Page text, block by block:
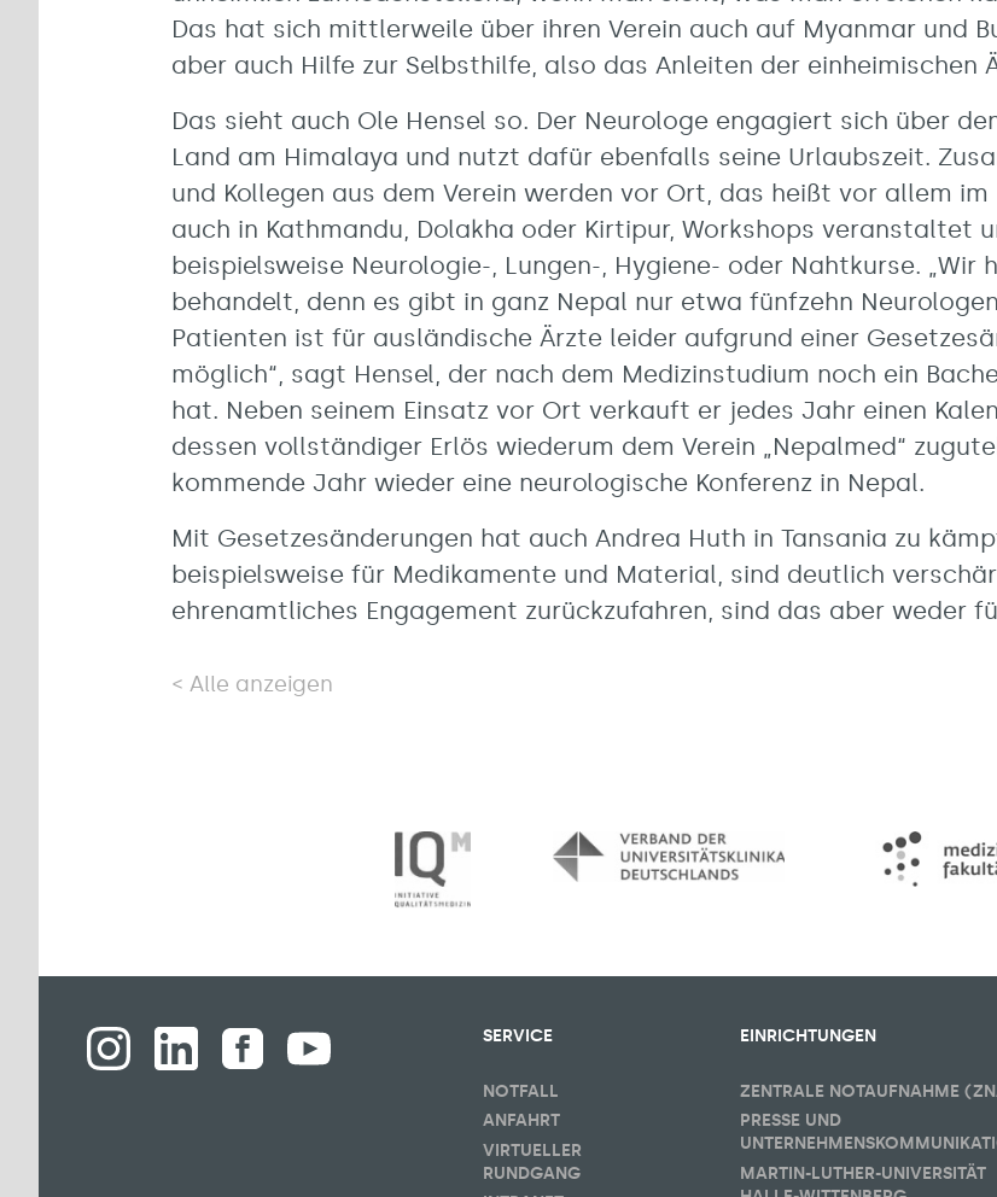
Das hat sich mittlerweile über ihren Verein auch auf Myanmar und
aber auch Hilfe zur Selbsthilfe, also das Anleiten der einheimischen
Das sieht auch Ole Hensel so. Der Neurologe engagiert sich über
Land am Himalaya und nutzt dafür ebenfalls seine Urlaubszeit.
und Kollegen aus dem Verein werden vor Ort, das heißt vor allem
auch in Kathmandu, Dolakha oder Kirtipur, Workshops veranstaltet
beispielsweise Neurologie-, Lungen-, Hygiene- oder Nahtkurse.
behandelt, denn es gibt in ganz Nepal nur etwa fünfzehn
Patienten ist für ausländische Ärzte leider aufgrund einer
möglich“, sagt Hensel, der nach dem Medizinstudium noch ein
hat. Neben seinem Einsatz vor Ort verkauft er jedes Jahr einen
dessen vollständiger Erlös wiederum dem Verein „Nepalmed“
kommende Jahr wieder eine neurologische Konferenz in Nepal.
Mit Gesetzesänderungen hat auch Andrea Huth in Tansania zu
beispielsweise für Medikamente und Material, sind deutlich
ehrenamtliches Engagement zurückzufahren, sind das aber weder
Alle anzeigen
SERVICE
NOTFALL
ANFAHRT
VIRTUELLER
RUNDGANG
EINRICHTUNGEN
ZENTRALE NOTAUFNAHME
PRESSE UND
MARTIN-LUTHER-UNIVERSITÄT